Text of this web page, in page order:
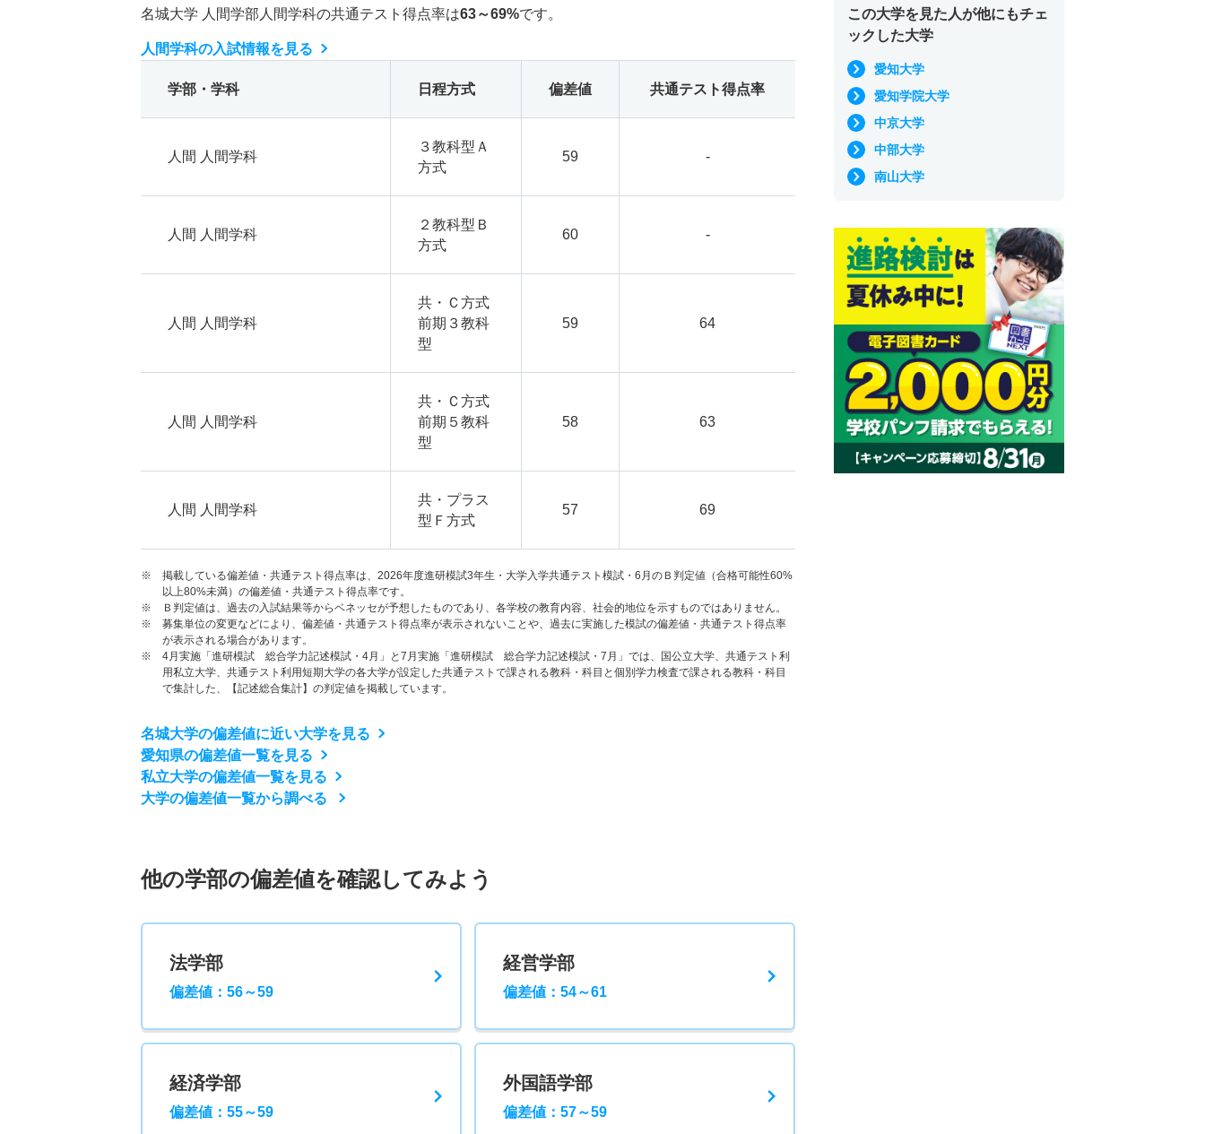
名城大学 人間学部人間学科の共通テスト得点率は63～69%です。
人間学科の入試情報を見る
学部・学科 日程方式 偏差値 共通テスト得点率
人間 人間学科
３教科型Ａ
方式
59 -
人間 人間学科
２教科型Ｂ
方式
60 -
人間 人間学科
共・Ｃ方式
前期３教科
型
59 64
人間 人間学科
共・Ｃ方式
前期５教科
型
58 63
人間 人間学科
共・プラス
型Ｆ方式
57 69
※ 掲載している偏差値・共通テスト得点率は、2026年度進研模試3年生・大学入学共通テスト模試・6月のＢ判定値（合格可能性60%
以上80%未満）の偏差値・共通テスト得点率です。
※ Ｂ判定値は、過去の入試結果等からベネッセが予想したものであり、各学校の教育内容、社会的地位を示すものではありません。
※ 募集単位の変更などにより、偏差値・共通テスト得点率が表示されないことや、過去に実施した模試の偏差値・共通テスト得点率
が表示される場合があります。
※ 4月実施「進研模試 総合学力記述模試・4月」と7月実施「進研模試 総合学力記述模試・7月」では、国公立大学、共通テスト利
用私立大学、共通テスト利用短期大学の各大学が設定した共通テストで課される教科・科目と個別学力検査で課される教科・科目
で集計した、【記述総合集計】の判定値を掲載しています。
名城大学の偏差値に近い大学を見る
愛知県の偏差値一覧を見る
私立大学の偏差値一覧を見る
大学の偏差値一覧から調べる
他の学部の偏差値を確認してみよう
法学部
偏差値：56～59
経営学部
偏差値：54～61
経済学部
偏差値：55～59
外国語学部
偏差値：57～59
この大学を見た人が他にもチェ
ックした大学
愛知大学
愛知学院大学
中京大学
中部大学
南山大学